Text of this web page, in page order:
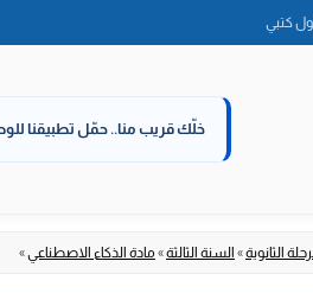
كتبي
خلّك قريب منا..حمّل تطبيقنا
الثانوية» السنة الثالثة» مادة الذكاء الاصطناعي»